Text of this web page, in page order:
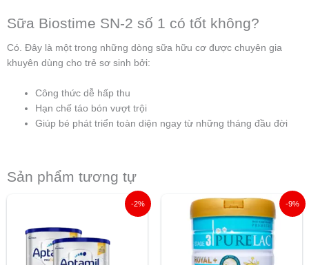
Sữa Biostime SN-2 số 1 có tốt không?
Có. Đây là một trong những dòng sữa hữu cơ được chuyên gia
khuyên dùng cho trẻ sơ sinh bởi:
Công thức dễ hấp thu
Hạn chế táo bón vượt trội
Giúp bé phát triển toàn diện ngay từ những tháng đầu đời
Sản phẩm tương tự
-2%
1.450.000 ₫.
Giá
hiện
-9%
Giá
gốc
là:
2.805.000 ₫.
Giá
hiện
tại
là: